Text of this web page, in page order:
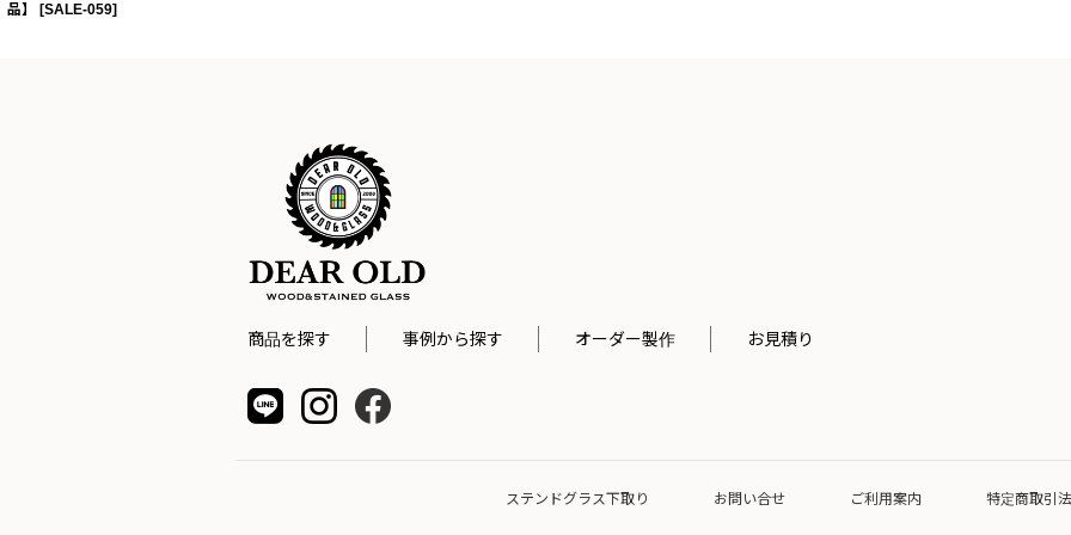
品】
[SALE-059]
商品を探す 事例から探す オーダー製作 お見積り
ステンドグラス下取り お問い合せ ご利用案内 特定商取引